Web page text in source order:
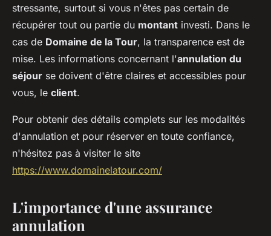
stressante, surtout si vous n'êtes pas certain de
récupérer tout ou partie du montant investi. Dans le
cas de Domaine de la Tour, la transparence est de
mise. Les informations concernant l'annulation du
séjour se doivent d'être claires et accessibles pour
vous, le client.
Pour obtenir des détails complets sur les modalités
d'annulation et pour réserver en toute confiance,
n'hésitez pas à visiter le site
https://www.domainelatour.com/
L'importance d'une assurance
annulation